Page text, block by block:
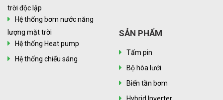
trời độc lập
Hệ thống bơm nước năng
lượng mặt trời
Hệ thống Heat pump
Hệ thống chiếu sáng
SẢN PHẨM
Tấm pin
Bộ hòa lưới
Biến tần bơm